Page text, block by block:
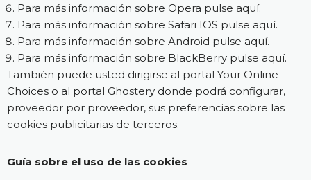
Para más información sobre Opera pulse aquí.
Para más información sobre Safari IOS pulse aquí.
Para más información sobre Android pulse aquí.
Para más información sobre BlackBerry pulse aquí.
También puede usted dirigirse al portal Your Online
Choices o al portal Ghostery donde podrá configurar,
proveedor por proveedor, sus preferencias sobre las
cookies publicitarias de terceros.
Guía sobre el uso de las cookies